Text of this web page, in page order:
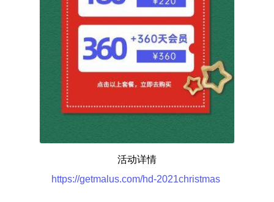
活动详情
https://getmalus.com/hd-2021christmas